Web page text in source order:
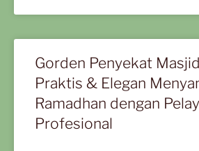
Gorden Penyekat
Praktis & Elegan
Ramadhan dengan
Profesional